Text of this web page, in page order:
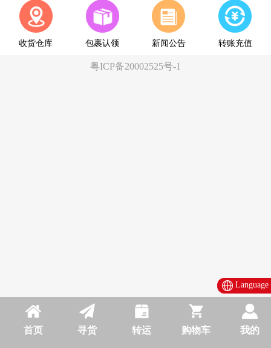
收货仓库 包裹认领 新闻公告 转账充值
粤ICP备20002525号-1
首页 寻货 转运 购物车 我的
Language